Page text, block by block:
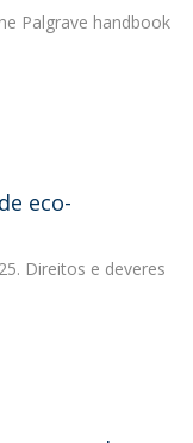
Palgrave handbook
eco-
Direitos e deveres